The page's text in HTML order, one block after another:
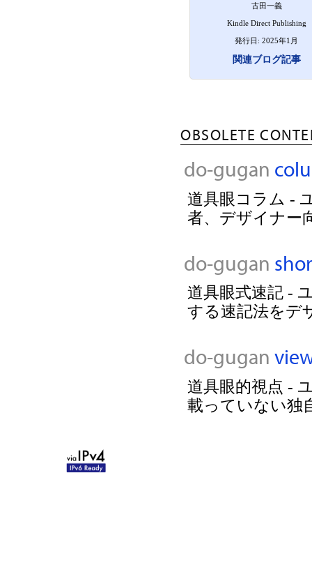
古田一義
Kindle Direct Publishing
発行日: 2025年1月
関連ブログ記事
OBSOLETE
do-gugan
道具眼コラム -
者、デザイナー
do-gugan
道具眼式速記 -
する速記法をデ
do-gugan
道具眼的視点 -
載っていない独